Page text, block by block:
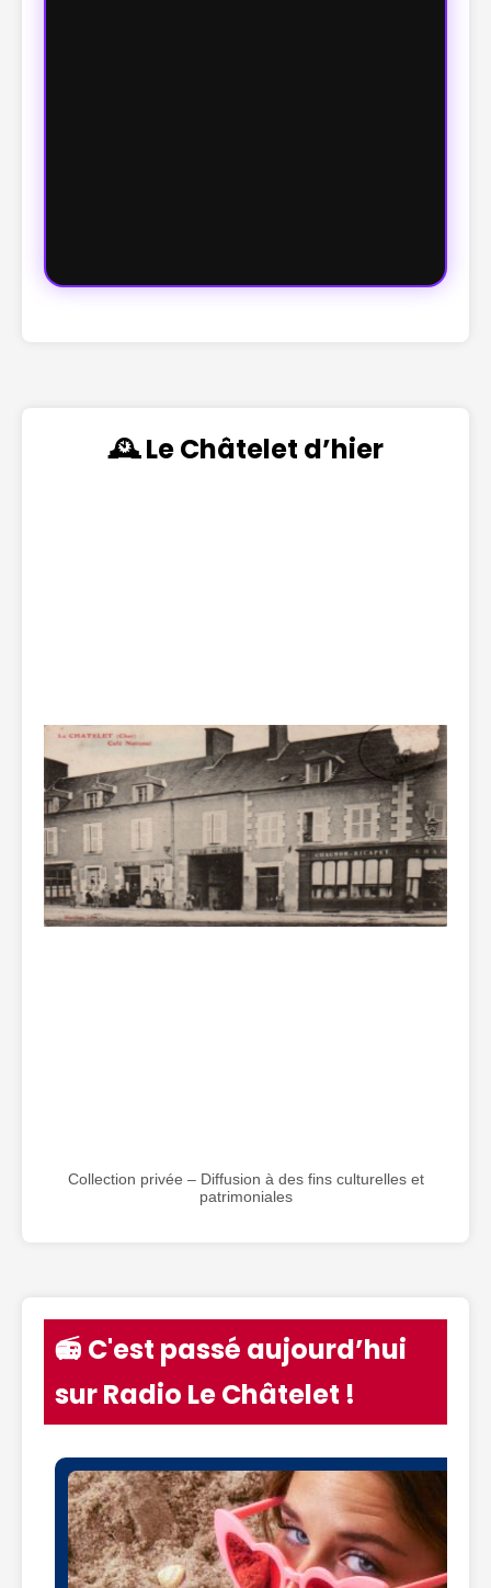
🕰️ Le Châtelet d’hier
Collection privée – Diffusion à des fins culturelles et
patrimoniales
📻 C'est passé aujourd’hui
sur Radio Le Châtelet !